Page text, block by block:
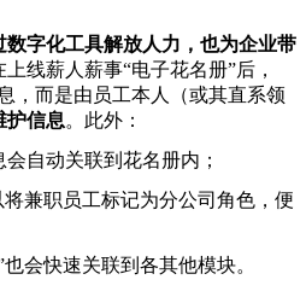
数字化工具解放人力，也为企业带
上线薪人薪事“电子花名册”后，
，而是由员工本人（或其直系领
护信息。此外：
自动关联到花名册内；
兼职员工标记为分公司角色，便
会快速关联到各其他模块。